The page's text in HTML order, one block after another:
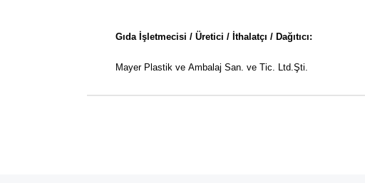
Gıda İşletmecisi / Üretici / İthalatçı / Dağıtıcı:
Mayer Plastik ve Ambalaj San. ve Tic. Ltd.Şti.